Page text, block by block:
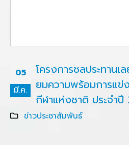
05
มี.ค.
โครงการชลประทานเ
ยมความพร้อมการแข่
กีฬาแห่งชาติ ประจำปี
ข่าวประชาสัมพันธ์